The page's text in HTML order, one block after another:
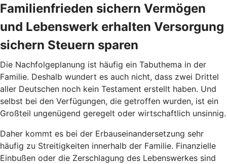
Familienfrieden sichern Vermögen
und Lebenswerk erhalten Versorgung
sichern Steuern sparen
Die Nachfolgeplanung ist häufig ein Tabuthema in der
Familie. Deshalb wundert es auch nicht, dass zwei Drittel
aller Deutschen noch kein Testament erstellt haben. Und
selbst bei den Verfügungen, die getroffen wurden, ist ein
Großteil ungenügend geregelt oder wirtschaftlich unsinnig.
Daher kommt es bei der Erbauseinandersetzung sehr
häufig zu Streitigkeiten innerhalb der Familie. Finanzielle
Einbußen oder die Zerschlagung des Lebenswerkes sind